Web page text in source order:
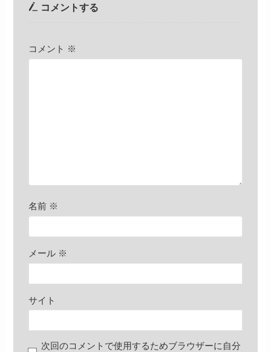
コメントする
コメント ※
名前 ※
メール ※
サイト
次回のコメントで使用するためブラウザーに自分